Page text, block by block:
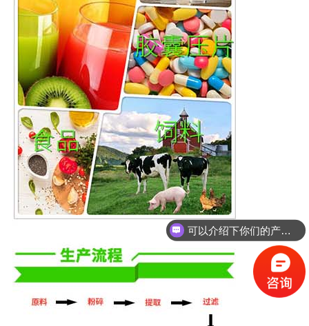
可以介绍下你们的产品么？
你们是怎么收费的呢？